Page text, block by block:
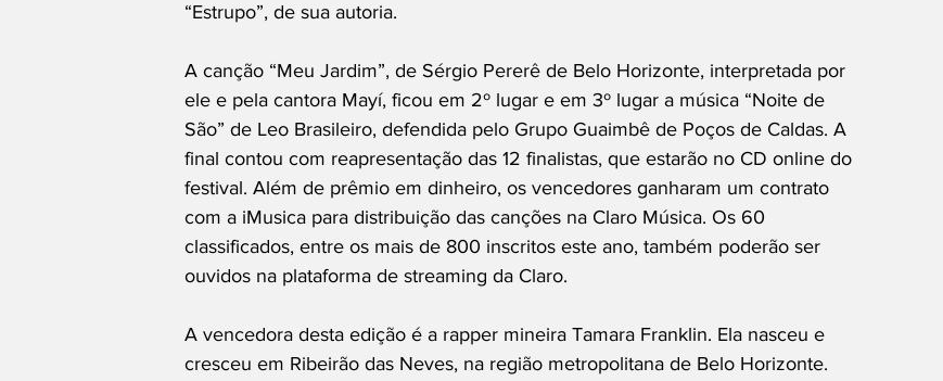
“Estrupo”, de sua autoria.
A canção “Meu Jardim”, de Sérgio Pererê de Belo Horizonte, interpretada por
ele e pela cantora Mayí, ficou em 2º lugar e em 3º lugar a música “Noite de
São” de Leo Brasileiro, defendida pelo Grupo Guaimbê de Poços de Caldas. A
final contou com reapresentação das 12 finalistas, que estarão no CD online do
festival. Além de prêmio em dinheiro, os vencedores ganharam um contrato
com a iMusica para distribuição das canções na Claro Música. Os 60
classificados, entre os mais de 800 inscritos este ano, também poderão ser
ouvidos na plataforma de streaming da Claro.
A vencedora desta edição é a rapper mineira Tamara Franklin. Ela nasceu e
cresceu em Ribeirão das Neves, na região metropolitana de Belo Horizonte.